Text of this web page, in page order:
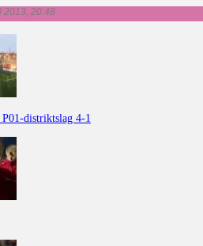
2013, 20:48
distriktslag 4-1